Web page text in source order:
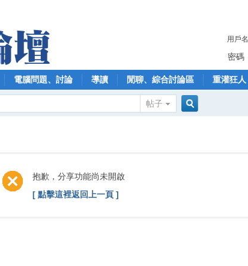
用戶名
密碼
電腦問題、討論 導讀 閒聊、綜合討論區 重灌狂人
帖子
抱歉，分享功能尚未開啟
[ 點擊這裡返回上一頁 ]